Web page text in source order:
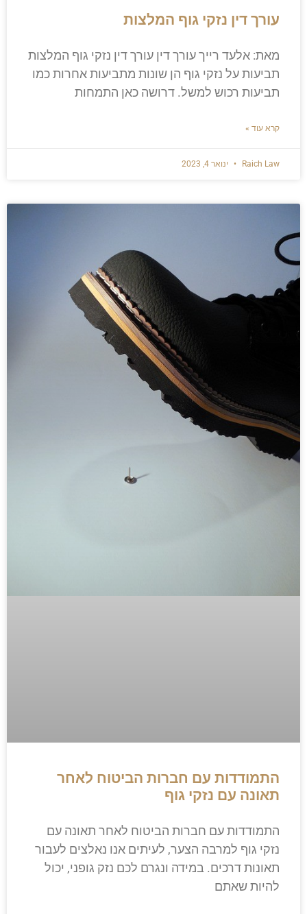
עורך דין נזקי גוף המלצות
מאת: אלעד רייך עורך דין עורך דין נזקי גוף המלצות
תביעות על נזקי גוף הן שונות מתביעות אחרות כמו
תביעות רכוש למשל. דרושה כאן התמחות
קרא עוד »
Raich Law ינואר 4, 2023
התמודדות עם חברות הביטוח לאחר
תאונה עם נזקי גוף
התמודדות עם חברות הביטוח לאחר תאונה עם
נזקי גוף למרבה הצער, לעיתים אנו נאלצים לעבור
תאונות דרכים. במידה ונגרם לכם נזק גופני, יכול
להיות שאתם